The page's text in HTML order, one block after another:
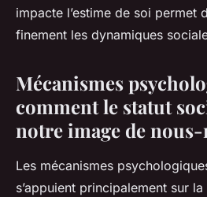
impacte l’estime de soi permet
finement les dynamiques
Mécanismes
comment le statut
notre image de nous-
Les mécanismes
s’appuient principalement sur